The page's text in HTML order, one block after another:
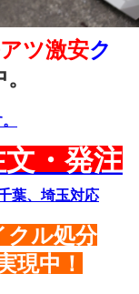
ツ激安ク
文・発注
葉、埼玉対応
クル処分
現中！